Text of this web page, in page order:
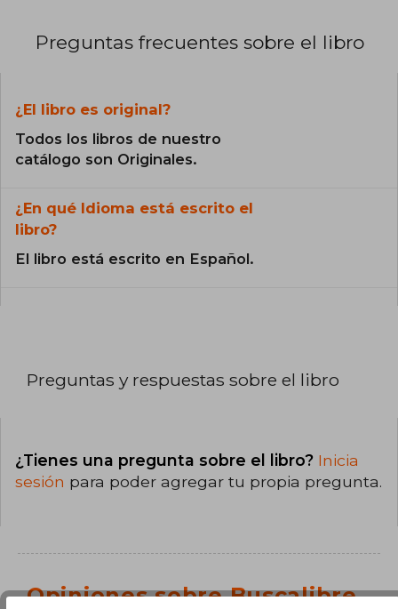
Preguntas frecuentes sobre el libro
¿El libro es original?
Todos los libros de nuestro
catálogo son Originales.
¿En qué Idioma está escrito el
libro?
El libro está escrito en Español.
Preguntas y respuestas sobre el libro
¿Tienes una pregunta sobre el libro? Inicia
sesión para poder agregar tu propia pregunta.
Opiniones sobre Buscalibre